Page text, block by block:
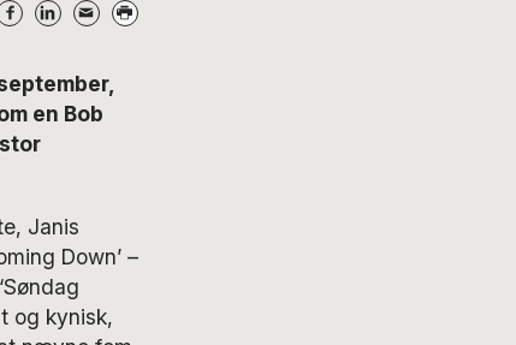
en Bob
Janis
Down’ –
og kynisk,